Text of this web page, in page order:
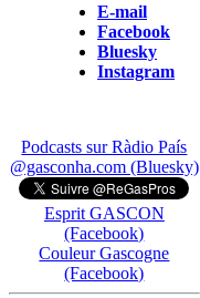
E-mail
Facebook
Bluesky
Instagram
Podcasts sur Ràdio País
@gasconha.com (Bluesky)
Esprit GASCON
(Facebook)
Couleur Gascogne
(Facebook)